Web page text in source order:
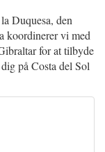
Duquesa, den
koordinerer vi med
for at tilbyde
på Costa del Sol